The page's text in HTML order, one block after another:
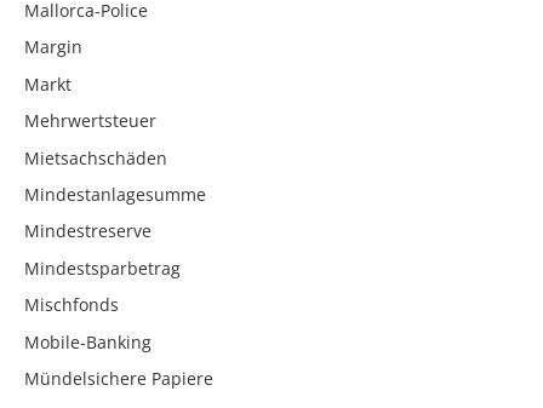
Mallorca-Police
Margin
Markt
Mehrwertsteuer
Mietsachschäden
Mindestanlagesumme
Mindestreserve
Mindestsparbetrag
Mischfonds
Mobile-Banking
Mündelsichere Papiere